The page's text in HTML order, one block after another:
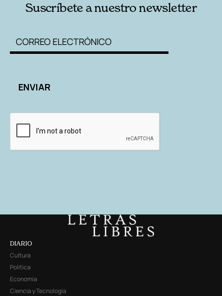
Suscríbete a nuestro newsletter
DIARIO
Cultura
Política
Economía
Ciencia y Tecnología